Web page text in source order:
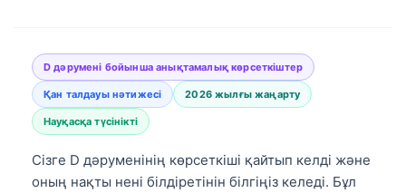
D дәрумені бойынша анықтамалық көрсеткіштер
Қан талдауы нәтижесі 2026 жылғы жаңарту
Науқасқа түсінікті
Сізге D дәруменінің көрсеткіші қайтып келді және
оның нақты нені білдіретінін білгіңіз келеді. Бұл